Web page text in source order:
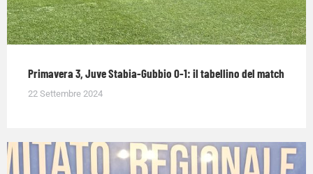
Primavera 3, Juve Stabia-Gubbio 0-1: il tabellino del match
22 Settembre 2024